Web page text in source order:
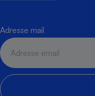
Adresse mail